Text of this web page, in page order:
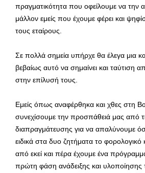
πραγματικότητα που οφείλουμε να την
μάλλον εμείς που έχουμε φέρει και
τους εταίρους.
Σε πολλά σημεία υπήρχε θα έλεγα μια
βεβαίως αυτό να σημαίνει και
στην επίλυσή τους.
Εμείς όπως αναφέρθηκα και χθες στη
συνεχίσουμε την προσπάθειά μας από
διαπραγμάτευσης για να απαλύνουμε
ειδικά στα δυο ζητήματα το φορολογικό
από εκεί και πέρα έχουμε ένα
πρώτη φάση ανάδειξης και υλοποίησης